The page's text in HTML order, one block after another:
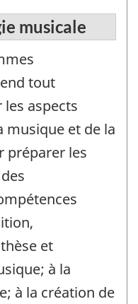
musicale
tout
aspects
musique et de la
préparer les
et
à la
à la création de